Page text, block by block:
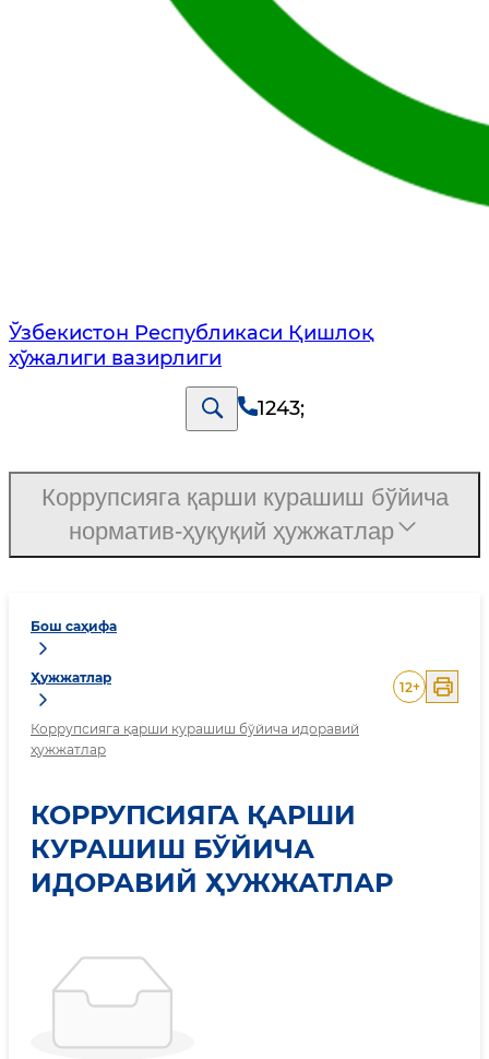
Ўзбекистон Республикаси Қишлоқ
хўжалиги вазирлиги
1243;
Бош саҳифа
Ҳужжатлар
Коррупсияга қарши курашиш бўйича идоравий
ҳужжатлар
12+
КОРРУПСИЯГА ҚАРШИ
КУРАШИШ БЎЙИЧА
ИДОРАВИЙ ҲУЖЖАТЛАР
Коррупсияга қарши курашиш бўйича
норматив-ҳуқуқий ҳужжатлар